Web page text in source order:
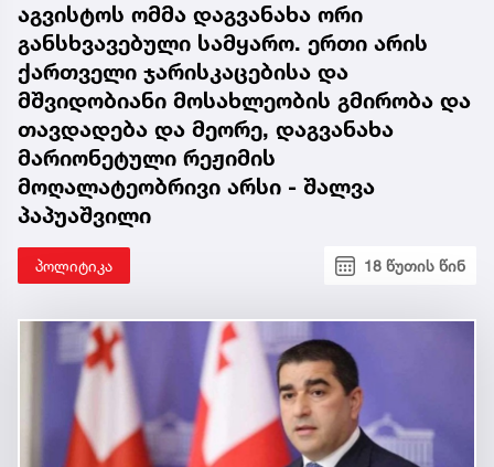
აგვისტოს ომმა დაგვანახა ორი
განსხვავებული სამყარო. ერთი არის
ქართველი ჯარისკაცებისა და
მშვიდობიანი მოსახლეობის გმირობა და
თავდადება და მეორე, დაგვანახა
მარიონეტული რეჟიმის
მოღალატეობრივი არსი - შალვა
პაპუაშვილი
პოლიტიკა 18 წუთის წინ